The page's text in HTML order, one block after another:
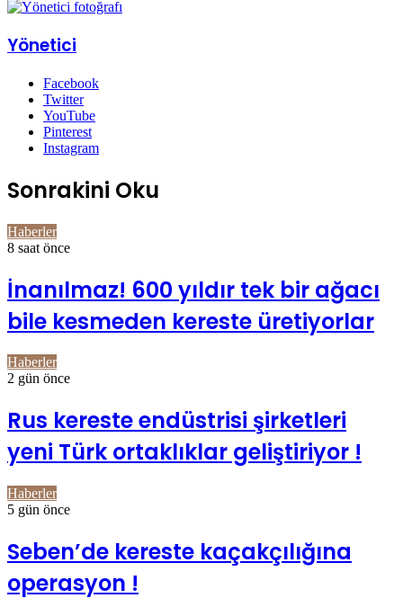
Yönetici
Facebook
Twitter
YouTube
Pinterest
Instagram
Sonrakini Oku
Haberler
8 saat önce
İnanılmaz! 600 yıldır tek bir ağacı
bile kesmeden kereste üretiyorlar
Haberler
2 gün önce
Rus kereste endüstrisi şirketleri
yeni Türk ortaklıklar geliştiriyor !
Haberler
5 gün önce
Seben’de kereste kaçakçılığına
operasyon !